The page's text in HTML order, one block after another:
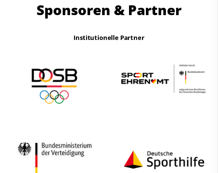
Sponsoren & Partner
Institutionelle Partner